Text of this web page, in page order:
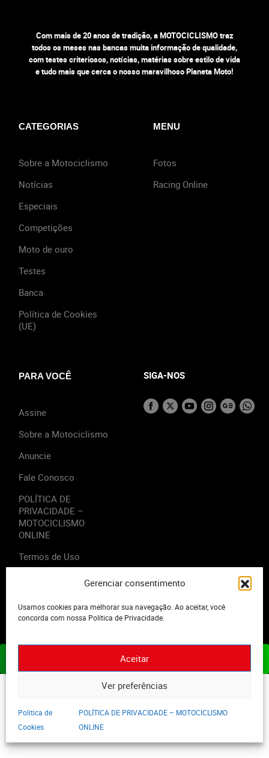
Gerenciar consentimento
Usamos cookies para melhorar sua navegação. Ao aceitar, você
concorda com nossa Política de Privacidade.
Aceitar
Ver preferências
Política de
Cookies
POLÍTICA DE PRIVACIDADE – MOTOCICLISMO
ONLINE
Com mais de 20 anos de tradição, a MOTOCICLISMO traz
todos os meses nas bancas muita informação de qualidade,
com testes criteriosos, notícias, matérias sobre estilo de vida
e tudo mais que cerca o nosso maravilhoso Planeta Moto!
CATEGORIAS
Sobre a Motociclismo
Notícias
Especiais
Competições
Moto de ouro
Testes
Banca
Política de Cookies
(UE)
MENU
Fotos
Racing Online
PARA VOCÊ
Assine
Sobre a Motociclismo
Anuncie
Fale Conosco
POLÍTICA DE
PRIVACIDADE –
MOTOCICLISMO
ONLINE
Termos de Uso
SIGA-NOS
2023 - Editora Motor Midia. Todos os direitos reservados.
ASSINE JÁ